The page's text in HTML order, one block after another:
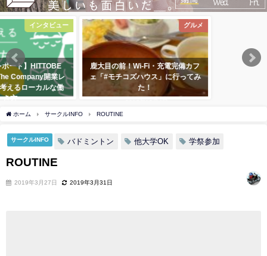
グルメ
鹿大目の前！Wi-Fi・充電完備カフ
ェ「#モチコズハウス」に行ってみ
ホーム サークルINFO ROUTINE
サークルINFO バドミントン 他大学OK 学祭参加
ROUTINE
2019年3月27日 2019年3月31日